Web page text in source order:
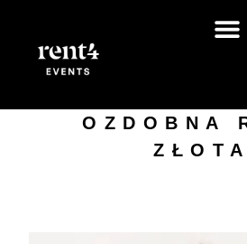
OZDOBNA
ZŁOTA